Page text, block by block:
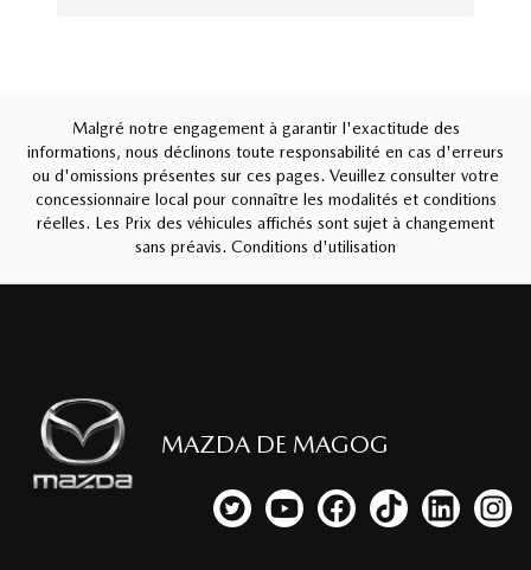
Malgré notre engagement à garantir l'exactitude des
informations, nous déclinons toute responsabilité en cas d'erreurs
ou d'omissions présentes sur ces pages. Veuillez consulter votre
concessionnaire local pour connaître les modalités et conditions
réelles. Les Prix des véhicules affichés sont sujet à changement
sans préavis. Conditions d'utilisation
MAZDA DE MAGOG
Lien vers notre compte Twitter
Lien vers notre chaîne
Lien vers notre page
Lien vers notre
Lien vers
Lien